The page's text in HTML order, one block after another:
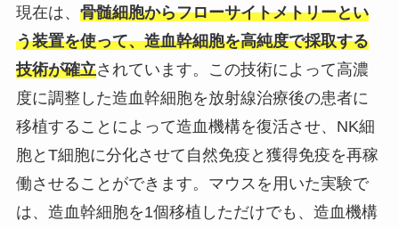
現在は、 骨髄細胞からフローサイトメトリーとい
う装置を使って、造血幹細胞を高純度で採取する
技術が確立されています。この技術によって高濃
度に調整した造血幹細胞を放射線治療後の患者に
移植することによって造血機構を復活させ、NK細
胞とT細胞に分化させて自然免疫と獲得免疫を再稼
働させることができます。マウスを用いた実験で
は、造血幹細胞を1個移植しただけでも、造血機構